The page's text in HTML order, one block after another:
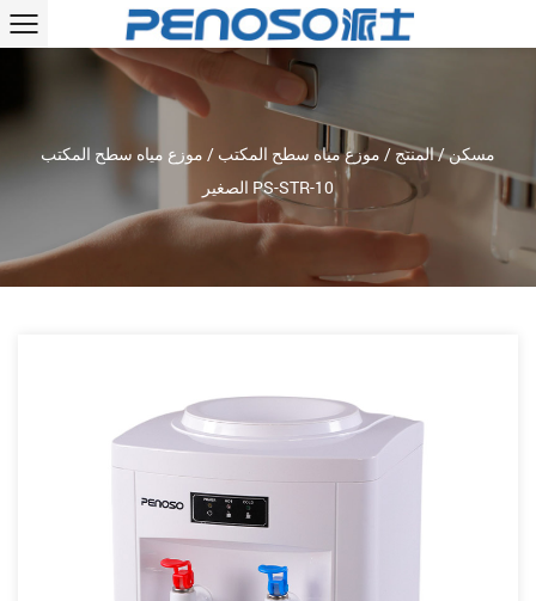
مسكن/المنتج / موزع مياه سطح المكتب / موزع مياه سطح المكتب
الصغير PS-STR-10